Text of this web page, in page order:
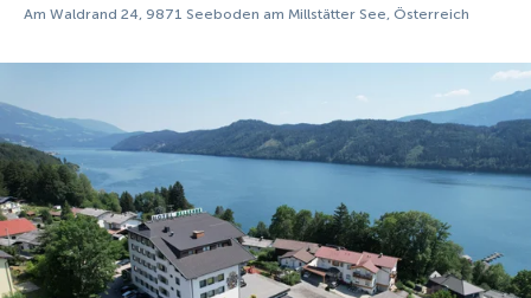
Am Waldrand 24, 9871 Seeboden am Millstätter See, Österreich